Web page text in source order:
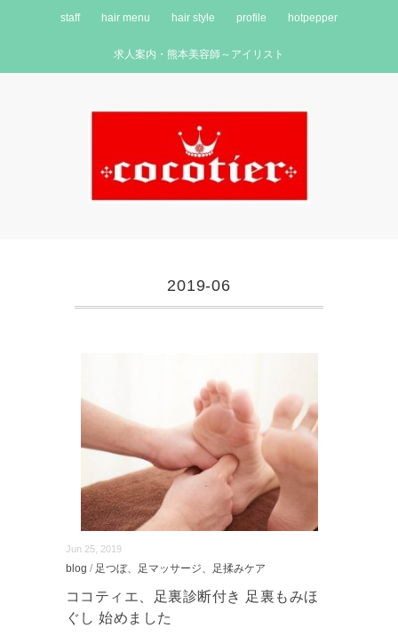
staff hair menu hair style profile hotpepper
求人案内・熊本美容師～アイリスト
2019-06
Jun 25, 2019
blog / 足つぼ、足マッサージ、足揉みケア
ココティエ、足裏診断付き 足裏もみほ
ぐし 始めました